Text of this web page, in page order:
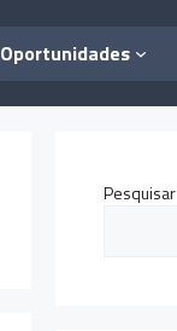
Oportunidades
Pesquisar